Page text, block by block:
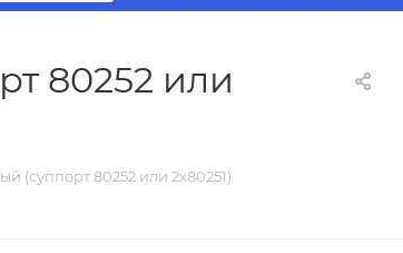
80252 или
(суппорт 80252 или 2х80251)